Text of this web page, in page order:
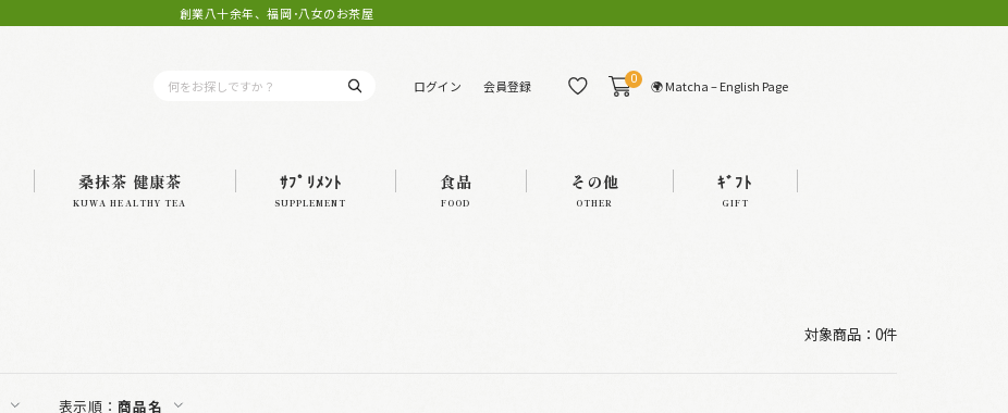
創業八十余年、福岡･八女のお茶屋
ログイン 会員登録 0 🌍 Matcha – English Page
桑抹茶 健康茶
KUWA HEALTHY TEA
ｻﾌﾟﾘﾒﾝﾄ
SUPPLEMENT
食品
FOOD
その他
OTHER
ｷﾞﾌﾄ
GIFT
対象商品：0件
表示順：商品名